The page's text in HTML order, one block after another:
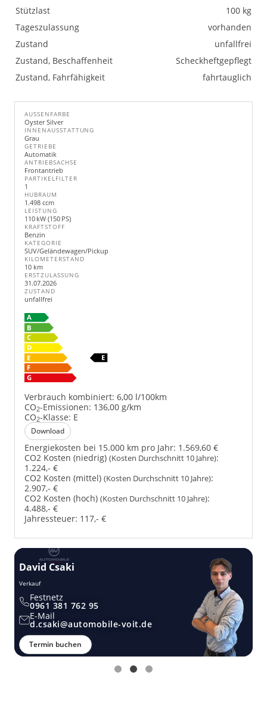
Stützlast
100 kg
Tageszulassung
vorhanden
Zustand
unfallfrei
Zustand, Beschaffenheit
Scheckheftgepflegt
Zustand, Fahrfähigkeit
fahrtauglich
AUSSENFARBE
Oyster Silver
INNENAUSSTATTUNG
Grau
GETRIEBE
Automatik
ANTRIEBSACHSE
Frontantrieb
PARTIKELFILTER
1
HUBRAUM
1.498 ccm
LEISTUNG
110 kW (150 PS)
KRAFTSTOFF
Benzin
KATEGORIE
SUV/Geländewagen/Pickup
KILOMETERSTAND
10 km
ERSTZULASSUNG
31.07.2026
ZUSTAND
unfallfrei
Verbrauch kombiniert: 6,00 l/100km
CO2-Emissionen: 136,00 g/km
CO2-Klasse: E
Download
Energiekosten bei 15.000 km pro Jahr: 1.569,60 €
CO2 Kosten (niedrig) (Kosten Durchschnitt 10 Jahre):
1.224,- €
CO2 Kosten (mittel) (Kosten Durchschnitt 10 Jahre):
2.907,- €
CO2 Kosten (hoch) (Kosten Durchschnitt 10 Jahre):
4.488,- €
Jahressteuer: 117,- €
David Csaki
Verkauf
Festnetz
0961 381 762 95
E-Mail
d.csaki@automobile-voit.de
Termin buchen